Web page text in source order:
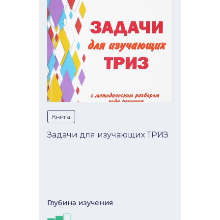
Книга
Задачи для изучающих ТРИЗ
Глубина изучeния